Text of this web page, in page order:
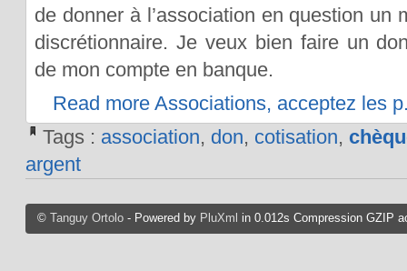
de donner à l’association en question un
discrétionnaire. Je veux bien faire un
de mon compte en banque.
Read more Associations, acceptez les
Tags : association, don, cotisation,
argent
© Tanguy Ortolo- Powered by PluXml in 0.012s Compression GZIP